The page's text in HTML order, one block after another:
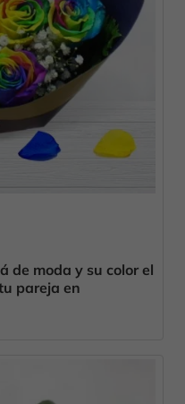
de moda y su color el
pareja en